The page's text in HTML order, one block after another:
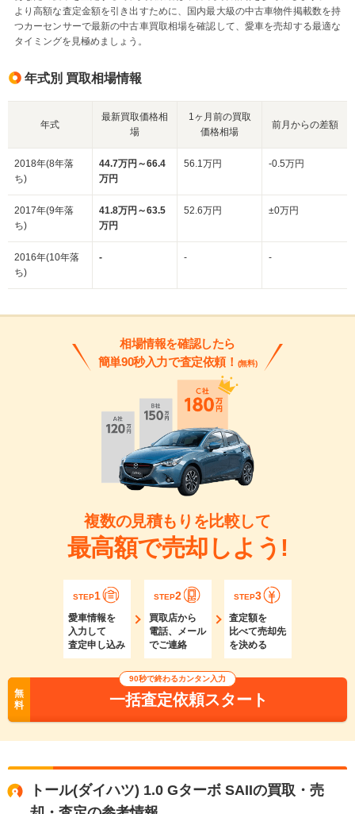
より高額な査定金額を引き出すために、国内最大級の中古車物件掲載数を持
つカーセンサーで最新の中古車買取相場を確認して、愛車を売却する最適な
タイミングを見極めましょう。
年式別 買取相場情報
年式
最新買取価格相
場
1ヶ月前の買取
価格相場
前月からの差額
2018年(8年落
ち)
44.7万円～66.4
万円
56.1万円 -0.5万円
2017年(9年落
ち)
41.8万円～63.5
万円
52.6万円 ±0万円
2016年(10年落
ち)
- - -
相場情報を確認したら
簡単90秒入力で査定依頼！ (無料)
複数の見積もりを比較して
最高額で売却しよう!
STEP1
愛車情報を
入力して
査定申し込み
STEP2
買取店から
電話、メール
でご連絡
STEP3
査定額を
比べて売却先
を決める
無
料
90秒で終わるカンタン入力
一括査定依頼スタート
トール(ダイハツ) 1.0 Gターボ SAIIの買取・売